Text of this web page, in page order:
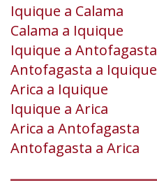
Iquique a Calama
Calama a Iquique
Iquique a Antofagasta
Antofagasta a Iquique
Arica a Iquique
Iquique a Arica
Arica a Antofagasta
Antofagasta a Arica